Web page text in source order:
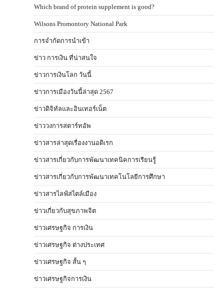
Which brand of protein supplement is good?
Wilsons Promontory National Park
การจำกัดการนำเข้า
ข่าว การเงิน ที่น่าสนใจ
ข่าวการเงินโลก วันนี้
ข่าวการเมืองวันนี้ล่าสุด 2567
ข่าวดิจิทัลและอินเทอร์เน็ต
ข่าววงการสตาร์ทอัพ
ข่าวสารล่าสุดเรื่องงานอดิเรก
ข่าวสารเกี่ยวกับการพัฒนาเทคนิคการเรียนรู้
ข่าวสารเกี่ยวกับการพัฒนาเทคโนโลยีการศึกษา
ข่าวสารไลฟ์สไตล์เมือง
ข่าวเกี่ยวกับสุขภาพจิต
ข่าวเศรษฐกิจ การเงิน
ข่าวเศรษฐกิจ ต่างประเทศ
ข่าวเศรษฐกิจ สั้น ๆ
ข่าวเศรษฐกิจการเงิน